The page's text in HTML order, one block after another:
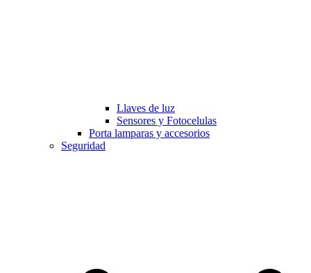
Llaves de luz
Sensores y Fotocelulas
Porta lamparas y accesorios
Seguridad